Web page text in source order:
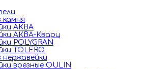
камня
АКВА
АКВА-Кварц
POLYGRAN
TOLERO
нержавейки
врезные OULIN